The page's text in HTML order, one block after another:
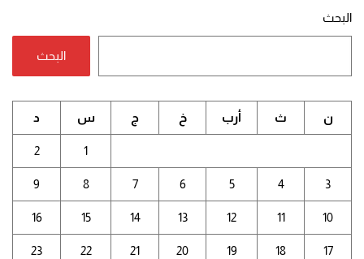
البحث
البحث
ن ث أرب خ ج س د
1
2
3
4
5
6
7
8
9
10
11
12
13
14
15
16
17
18
19
20
21
22
23